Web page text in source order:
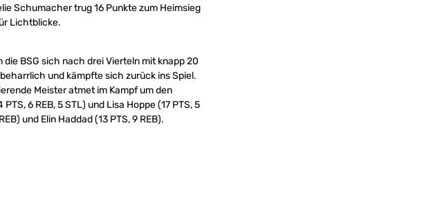
Schumacher trug 16 Punkte zum Heimsieg
Lichtblicke.
BSG sich nach drei Vierteln mit knapp 20
und kämpfte sich zurück ins Spiel.
Meister atmet im Kampf um den
6 REB, 5 STL) und Lisa Hoppe (17 PTS, 5
und Elin Haddad (13 PTS, 9 REB).